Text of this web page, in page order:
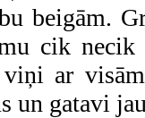
beigām.
cik necik
ar
un gatavi